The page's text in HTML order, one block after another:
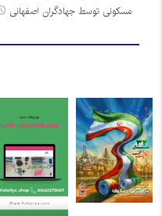
مسکونی توسط جهادگران اصفهانی